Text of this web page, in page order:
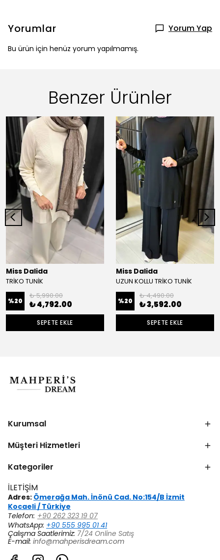
Yorumlar Yorum Yap
Bu ürün için henüz yorum yapılmamış.
Benzer Ürünler
Miss Dalida
TRİKO TUNİK
%20
₺ 5,990.00
₺ 4,792.00
SEPETE EKLE
Miss Dalida
UZUN KOLLU TRİKO TUNİK
%20
₺ 4,490.00
₺ 3,592.00
SEPETE EKLE
Kurumsal
Müşteri Hizmetleri
Kategoriler
İLETİŞİM
Adres: Ömerağa Mah. İnönü Cad. No:154/B İzmit
Kocaeli / Türkiye
Telefon: +90 262 323 19 07
WhatsApp: +90 555 995 01 41
Çalışma Saatlerimiz: 7/24 Online Satış
E-mail: info@mahperisdream.com